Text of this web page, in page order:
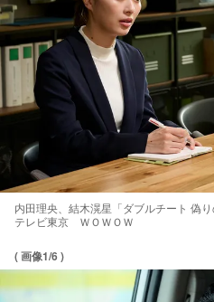
内田理央、結木滉星「ダブルチート 偽
テレビ東京 ＷＯＷＯＷ
( 画像1/6 )